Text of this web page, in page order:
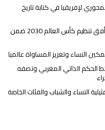
لإفريقيا في كتابة تاريخ
المغرب وفرنسا يعززان تعاونهما في أفق تنظيم كأس العالم 2030 ضمن
النساء وتعزيز المساواة عالميا
الحكم الذاتي المغربي وتصفه
النساء والشباب والفئات الخاصة